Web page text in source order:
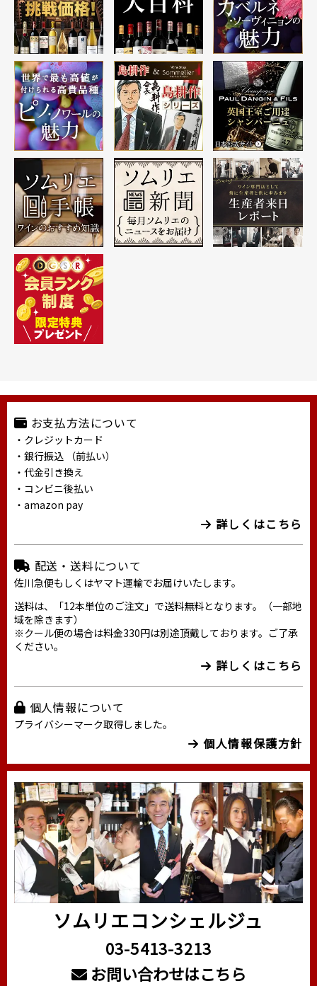
お支払方法について
・クレジットカード
・銀行振込 （前払い）
・代金引き換え
・コンビニ後払い
・amazon pay
詳しくはこちら
配送・送料について
佐川急便もしくはヤマト運輸でお届けいたします。
送料は、「12本単位のご注文」で送料無料となります。（一部地
域を除きます）
※クール便の場合は料金330円は別途頂戴しております。ご了承
ください。
詳しくはこちら
個人情報について
プライバシーマーク取得しました。
個人情報保護方針
ソムリエコンシェルジュ
03-5413-3213
お問い合わせはこちら